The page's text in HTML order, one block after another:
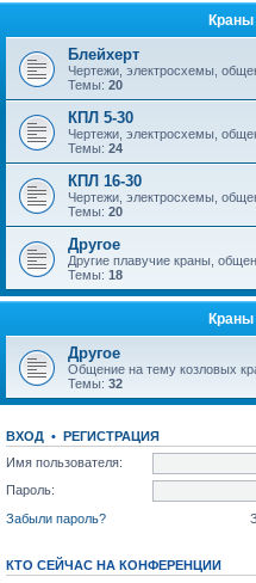
Блейхерт
Чертежи, электросхемы,
Темы: 20
КПЛ 5-30
Чертежи, электросхемы,
Темы: 24
КПЛ 16-30
Чертежи, электросхемы,
Темы: 20
Другое
Другие плавучие краны,
Темы: 18
Другое
Общение на тему козловых
Темы: 32
ВХОД • РЕГИСТРАЦИЯ
Имя пользователя:
Пароль:
Забыли пароль?
КТО СЕЙЧАС НА КОНФЕРЕНЦИИ